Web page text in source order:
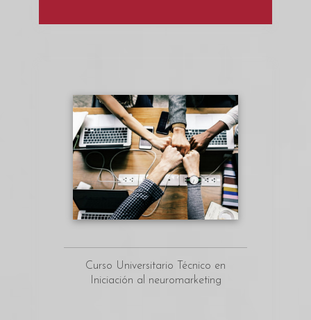
Curso Universitario Técnico en
Iniciación al neuromarketing